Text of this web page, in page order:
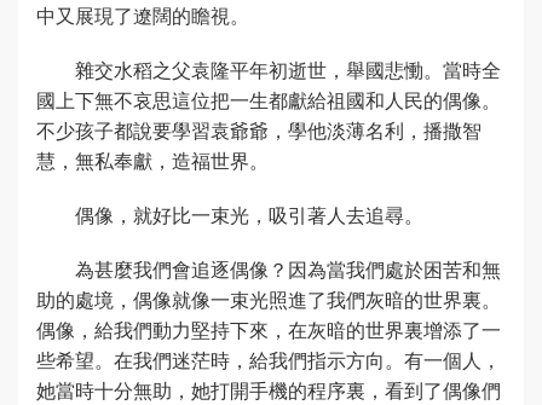
中又展現了遼闊的瞻視。
雜交水稻之父袁隆平年初逝世，舉國悲慟。當時全
國上下無不哀思這位把一生都獻給祖國和人民的偶像。
不少孩子都說要學習袁爺爺，學他淡薄名利，播撒智
慧，無私奉獻，造福世界。
偶像，就好比一束光，吸引著人去追尋。
為甚麼我們會追逐偶像？因為當我們處於困苦和無
助的處境，偶像就像一束光照進了我們灰暗的世界裏。
偶像，給我們動力堅持下來，在灰暗的世界裏增添了一
些希望。在我們迷茫時，給我們指示方向。有一個人，
她當時十分無助，她打開手機的程序裏，看到了偶像們